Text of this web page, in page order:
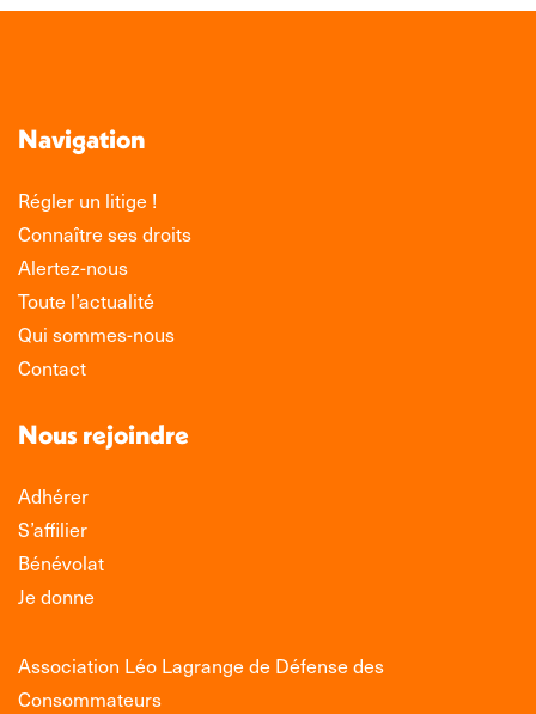
Navigation
Régler un litige !
Connaître ses droits
Alertez-nous
Toute l’actualité
Qui sommes-nous
Contact
Nous rejoindre
Adhérer
S’affilier
Bénévolat
Je donne
Association Léo Lagrange de Défense des
Consommateurs